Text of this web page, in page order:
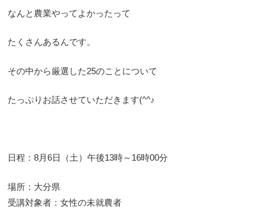
なんと農業やってよかったって
たくさんあるんです。
その中から厳選した25のことについて
たっぷりお話させていただきます(^^♪
日程：8月6日（土）午後13時～16時00分
場所：大分県
受講対象者：女性の未就農者